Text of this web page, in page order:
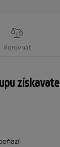
Porovnať
získavate